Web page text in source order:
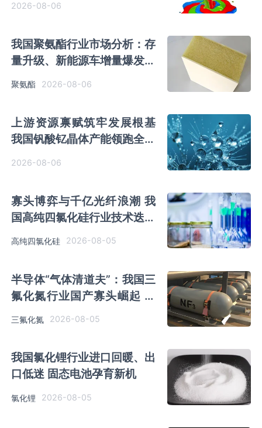
2026-08-06
我国聚氨酯行业市场分析：存
量升级、新能源车增量爆发与
内需托底
聚氨酯 2026-08-06
上游资源禀赋筑牢发展根基
我国钒酸钇晶体产能领跑全球
2026-08-06
寡头博弈与千亿光纤浪潮 我
国高纯四氯化硅行业技术迭代
启幕
高纯四氯化硅 2026-08-05
半导体“气体清道夫”：我国三
氟化氮行业国产寡头崛起 全
三氟化氮 2026-08-05
我国氯化锂行业进口回暖、出
口低迷 固态电池孕育新机
氯化锂 2026-08-05